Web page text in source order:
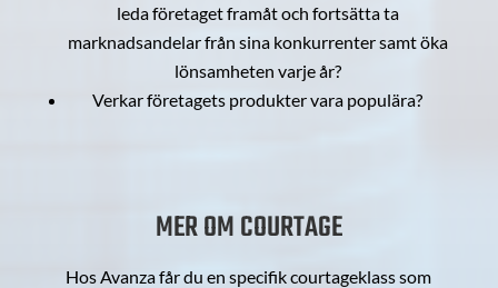
leda företaget framåt och fortsätta ta
marknadsandelar från sina konkurrenter samt öka
lönsamheten varje år?
Verkar företagets produkter vara populära?
MER OM COURTAGE
Hos Avanza får du en specifik courtageklass som